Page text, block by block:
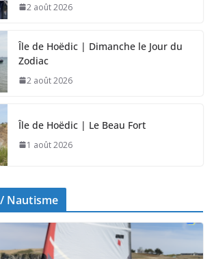
2 août 2026
Île de Hoëdic | Dimanche le Jour du
Zodiac
2 août 2026
Île de Hoëdic | Le Beau Fort
1 août 2026
Nautisme